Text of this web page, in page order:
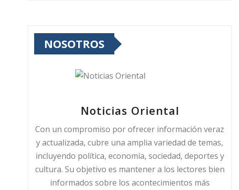
NOSOTROS
Noticias Oriental
Con un compromiso por ofrecer información veraz
y actualizada, cubre una amplia variedad de temas,
incluyendo política, economía, sociedad, deportes y
cultura. Su objetivo es mantener a los lectores bien
informados sobre los acontecimientos más